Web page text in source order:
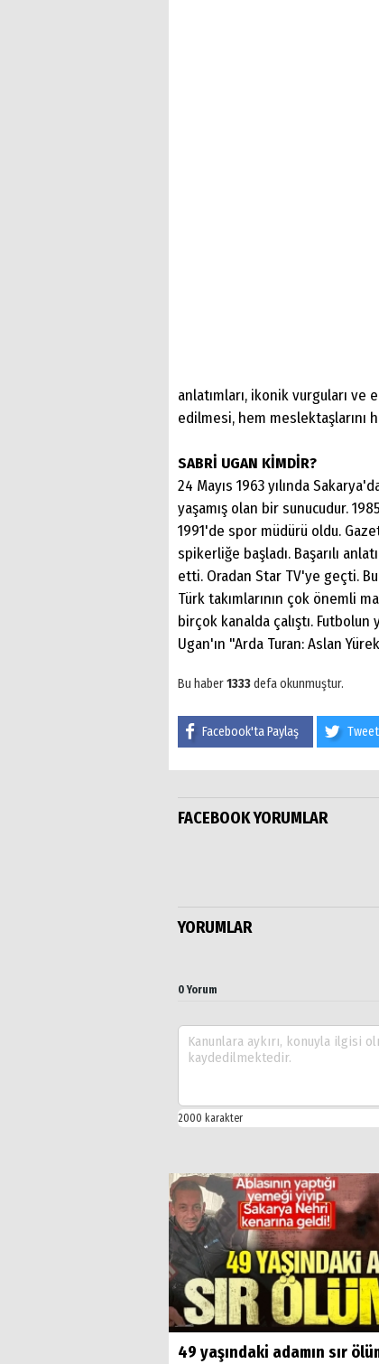
anlatımları, ikonik vurguları ve
edilmesi, hem
SABRİ UGAN KİMDİR?
24 Mayıs 1963 yılında
yaşamış olan bir sunucudur.
1991'de spor müdürü oldu.
spikerliğe başladı. Başarılı
etti. Oradan Star TV'ye geçti.
Türk takımlarının çok önemli
birçok kanalda çalıştı.
Ugan'ın "Arda Turan: Aslan
Bu haber1333defa okunmuştur.
Facebook'ta Paylaş
FACEBOOK YORUMLAR
YORUMLAR
0 Yorum
49 yaşındaki adamın sır